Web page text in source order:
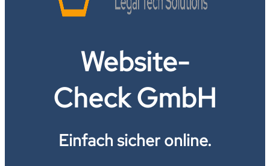
Website-
Check GmbH
Einfach sicher online.